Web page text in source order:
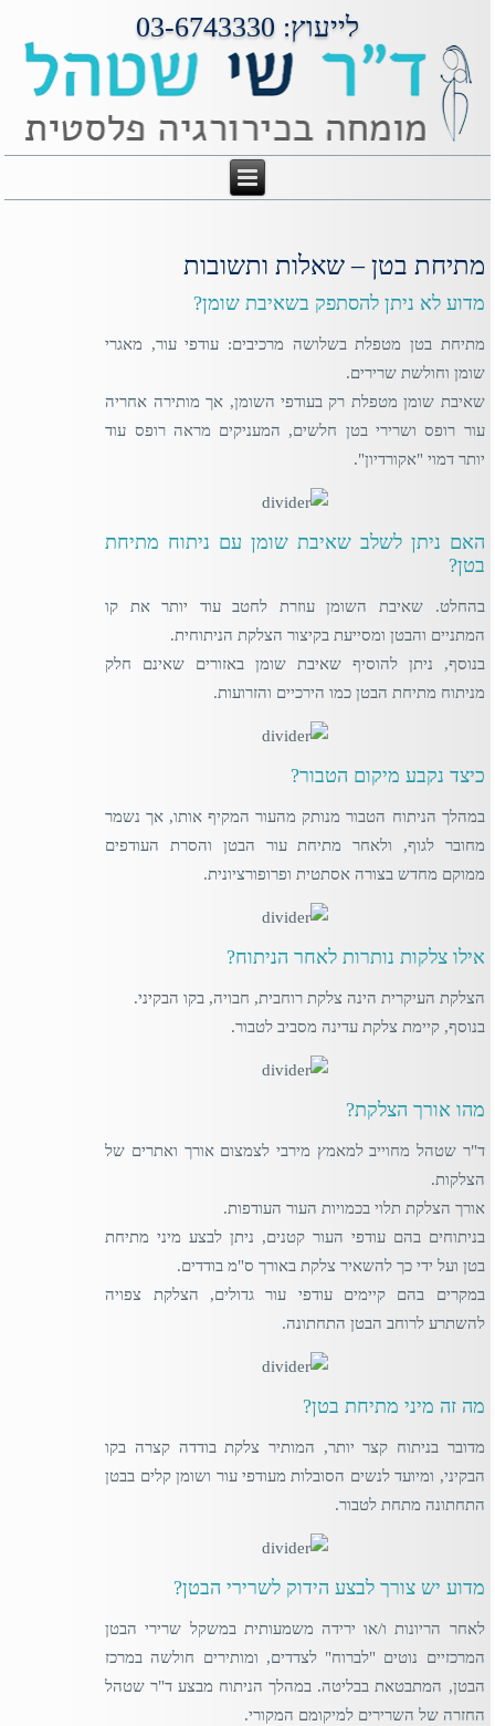
לייעוץ: 03-6743330
מתיחת בטן – שאלות ותשובות
מדוע לא ניתן להסתפק בשאיבת שומן?
מתיחת בטן מטפלת בשלושה מרכיבים: עודפי עור, מאגרי
שומן וחולשת שרירים.
שאיבת שומן מטפלת רק בעודפי השומן, אך מותירה אחריה
עור רופס ושרירי בטן חלשים, המעניקים מראה רופס עוד
יותר דמוי "אקורדיון".
האם ניתן לשלב שאיבת שומן עם ניתוח מתיחת
בטן?
בהחלט. שאיבת השומן עוזרת לחטב עוד יותר את קו
המתניים והבטן ומסייעת בקיצור הצלקת הניתוחית.
בנוסף, ניתן להוסיף שאיבת שומן באזורים שאינם חלק
מניתוח מתיחת הבטן כמו הירכיים והזרועות.
כיצד נקבע מיקום הטבור?
במהלך הניתוח הטבור מנותק מהעור המקיף אותו, אך נשמר
מחובר לגוף, ולאחר מתיחת עור הבטן והסרת העודפים
ממוקם מחדש בצורה אסתטית ופרופורציונית.
אילו צלקות נותרות לאחר הניתוח?
הצלקת העיקרית הינה צלקת רוחבית, חבויה, בקו הבקיני.
בנוסף, קיימת צלקת עדינה מסביב לטבור.
מהו אורך הצלקת?
ד"ר שטהל מחוייב למאמץ מירבי לצמצום אורך ואתרים של
הצלקות.
אורך הצלקת תלוי בכמויות העור העודפות.
בניתוחים בהם עודפי העור קטנים, ניתן לבצע מיני מתיחת
בטן ועל ידי כך להשאיר צלקת באורך ס"מ בודדים.
במקרים בהם קיימים עודפי עור גדולים, הצלקת צפויה
להשתרע לרוחב הבטן התחתונה.
מה זה מיני מתיחת בטן?
מדובר בניתוח קצר יותר, המותיר צלקת בודדה קצרה בקו
הבקיני, ומיועד לנשים הסובלות מעודפי עור ושומן קלים בבטן
התחתונה מתחת לטבור.
מדוע יש צורך לבצע הידוק לשרירי הבטן?
לאחר הריונות ו/או ירידה משמעותית במשקל שרירי הבטן
המרכזיים נוטים "לברוח" לצדדים, ומותירים חולשה במרכז
הבטן, המתבטאת בבליטה. במהלך הניתוח מבצע ד"ר שטהל
החזרה של השרירים למיקומם המקורי.